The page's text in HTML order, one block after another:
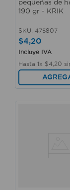
pequeñas de
190 gr - KRIK
SKU: 475807
$4,20
Incluye IVA
Hasta 1x $4 20